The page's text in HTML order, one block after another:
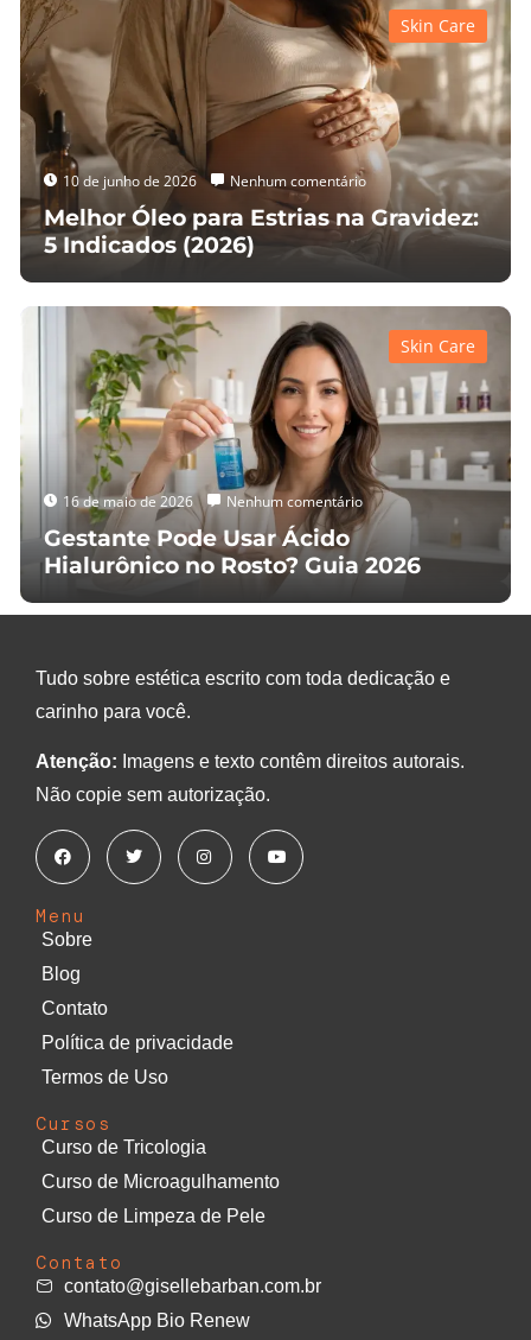
10 de junho de 2026 Nenhum comentário
Melhor Óleo para Estrias na Gravidez:
5 Indicados (2026)
Skin Care
16 de maio de 2026 Nenhum comentário
Gestante Pode Usar Ácido
Hialurônico no Rosto? Guia 2026
Skin Care
Tudo sobre estética escrito com toda dedicação e
carinho para você.
Atenção: Imagens e texto contêm direitos autorais.
Não copie sem autorização.
Menu
Sobre
Blog
Contato
Política de privacidade
Termos de Uso
Cursos
Curso de Tricologia
Curso de Microagulhamento
Curso de Limpeza de Pele
Contato
contato@gisellebarban.com.br
WhatsApp Bio Renew